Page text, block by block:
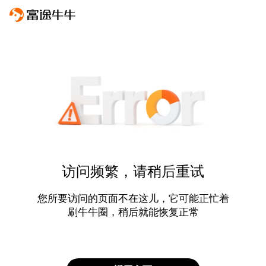
访问频繁，请稍后重试
您所要访问的页面不在这儿，它可能正忙着
刷牛牛圈，稍后就能恢复正常